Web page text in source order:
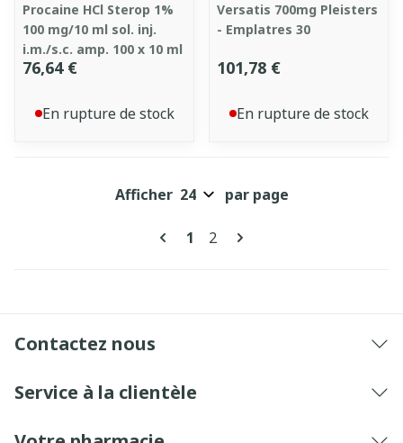
Procaine HCl Sterop 1%
100 mg/10 ml sol. inj.
i.m./s.c. amp. 100 x 10 ml
76,64 €
En rupture de stock
Versatis 700mg Pleisters
- Emplatres 30
101,78 €
En rupture de stock
Pages
Vous lisez actuellement la
1 Page
2
Afficher par page
Contactez nous
Service à la clientèle